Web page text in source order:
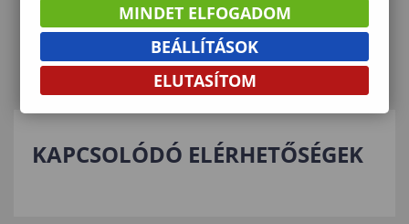
KAPCSOLÓDÓ ELÉRHETŐSÉGEK
MINDET ELFOGADOM
BEÁLLÍTÁSOK
ELUTASÍTOM